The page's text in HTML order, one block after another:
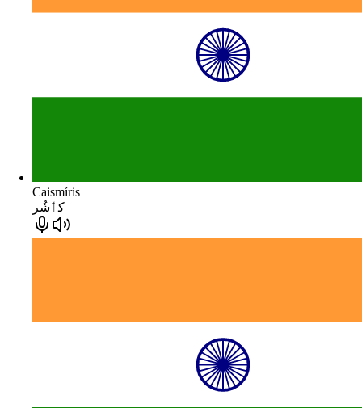
Caismíris
كٲشُر